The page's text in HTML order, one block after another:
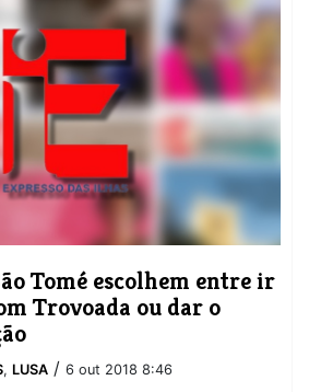
Tomé escolhem entre ir
Trovoada ou dar o
, LUSA / 6 out 2018 8:46